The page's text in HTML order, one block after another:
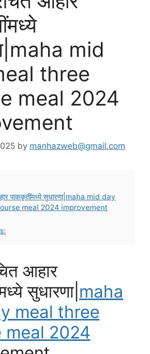
mid
three
meal 2024
by manhazweb@gmail.com
पाककृतींमध्ये सुधारणा|maha mid day
meal 2024 improvement
आहार
सुधारणा| maha
meal three
meal 2024